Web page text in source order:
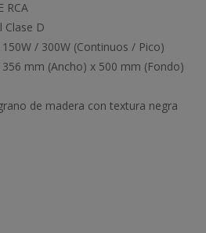
RCA
Clase D
/ 300W (Continuos / Pico)
mm (Ancho) x 500 mm (Fondo)
de madera con textura negra